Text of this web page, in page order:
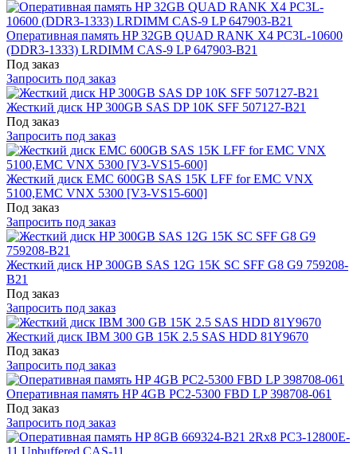
Оперативная память HP 32GB QUAD RANK X4 PC3L-10600
(DDR3-1333) LRDIMM CAS-9 LP 647903-B21
Под заказ
Запросить под заказ
Жесткий диск HP 300GB SAS DP 10K SFF 507127-B21
Под заказ
Запросить под заказ
Жесткий диск EMC 600GB SAS 15K LFF for EMC VNX
5100,EMC VNX 5300 [V3-VS15-600]
Под заказ
Запросить под заказ
Жесткий диск HP 300GB SAS 12G 15K SC SFF G8 G9 759208-
B21
Под заказ
Запросить под заказ
Жесткий диск IBM 300 GB 15K 2.5 SAS HDD 81Y9670
Под заказ
Запросить под заказ
Оперативная память HP 4GB PC2-5300 FBD LP 398708-061
Под заказ
Запросить под заказ